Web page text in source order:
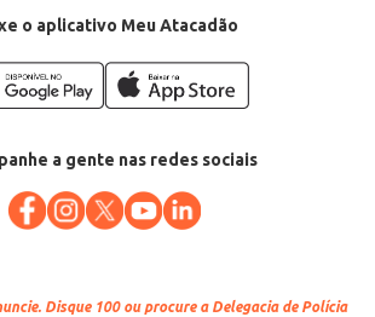
o aplicativo Meu Atacadão
a gente nas redes sociais
Disque 100 ou procure a Delegacia de Polícia